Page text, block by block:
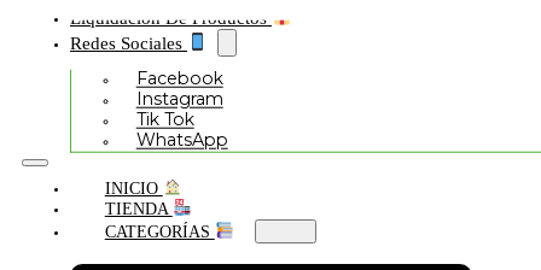
Liquidación De Productos
Redes Sociales
Facebook
Instagram
Tik Tok
WhatsApp
INICIO
TIENDA
CATEGORÍAS